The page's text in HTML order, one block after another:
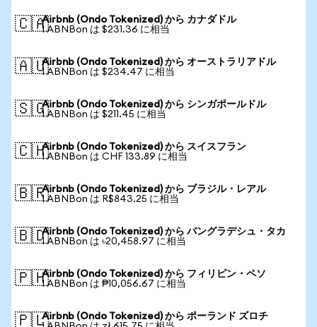
🇨🇦Airbnb (Ondo Tokenized) から カナダドル
1 ABNBon は $231.36 に相当
🇦🇺Airbnb (Ondo Tokenized) から オーストラリアドル
1 ABNBon は $234.47 に相当
🇸🇬Airbnb (Ondo Tokenized) から シンガポールドル
1 ABNBon は $211.45 に相当
🇨🇭Airbnb (Ondo Tokenized) から スイスフラン
1 ABNBon は CHF 133.89 に相当
🇧🇷Airbnb (Ondo Tokenized) から ブラジル・レアル
1 ABNBon は R$843.25 に相当
🇧🇩Airbnb (Ondo Tokenized) から バングラデシュ・タカ
1 ABNBon は ৳20,458.97 に相当
🇵🇭Airbnb (Ondo Tokenized) から フィリピン・ペソ
1 ABNBon は ₱10,056.67 に相当
🇵🇱Airbnb (Ondo Tokenized) から ポーランド ズロチ